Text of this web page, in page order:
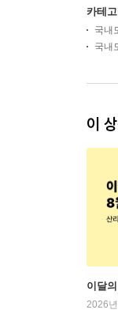
카테
국내
국내
이
이달
2026